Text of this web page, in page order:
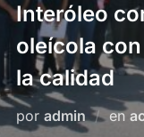
Interóleo
oleícola
la calidad
por admin en